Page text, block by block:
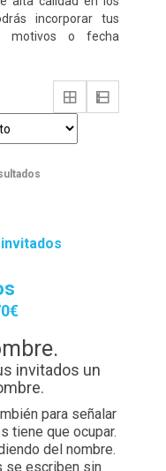
de cumpleaños con
Personalizadas
incorporar tus
motivos o fecha
€
invitados un
para señalar
tiene que ocupar.
del nombre.
se escriben sin